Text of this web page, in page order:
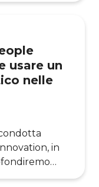
fare le
riportate si
e
(ILO),
nazio
usare un
nelle
in